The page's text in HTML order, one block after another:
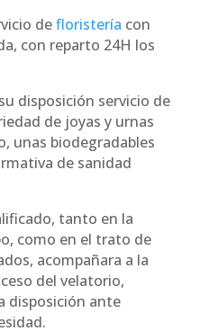
defloristería con
con reparto 24H los
disposición servicio de
de joyas y urnas
unas biodegradables
de sanidad
tanto en la
como en el trato de
acompañara a la
del velatorio,
disposición ante